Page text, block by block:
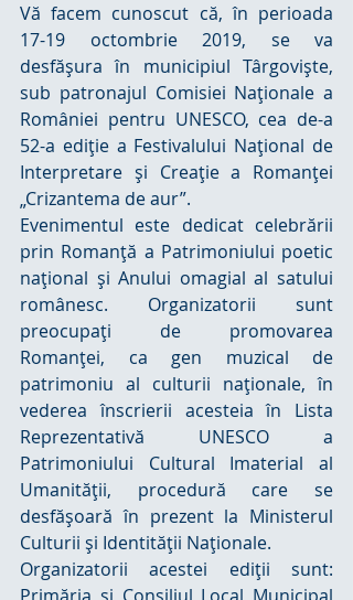
Vă facem cunoscut că, în perioada
17-19 octombrie 2019, se va
desfăşura în municipiul Târgovişte,
sub patronajul Comisiei Naţionale a
României pentru UNESCO, cea de-a
52-a ediţie a Festivalului Naţional de
Interpretare şi Creaţie a Romanţei
„Crizantema de aur”.
Evenimentul este dedicat celebrării
prin Romanţă a Patrimoniului poetic
naţional şi Anului omagial al satului
românesc. Organizatorii sunt
preocupați de promovarea
Romanţei, ca gen muzical de
patrimoniu al culturii naţionale, în
vederea înscrierii acesteia în Lista
Reprezentativă UNESCO a
Patrimoniului Cultural Imaterial al
Umanităţii, procedură care se
desfăşoară în prezent la Ministerul
Culturii şi Identităţii Naţionale.
Organizatorii acestei ediţii sunt: